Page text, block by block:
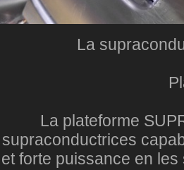
La
La plateforme
supraconductrices
et forte puissance en